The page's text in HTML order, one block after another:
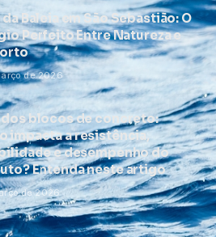
da Baleia em São Sebastião: O
Perfeito Entre Natureza e
de 2026
dos blocos de concreto:
impacta a resistência,
e desempenho do
Entenda neste artigo
de 2026